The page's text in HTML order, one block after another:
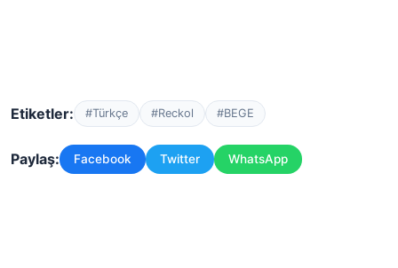
Etiketler: #Türkçe #Reckol #BEGE
Paylaş: Facebook Twitter WhatsApp